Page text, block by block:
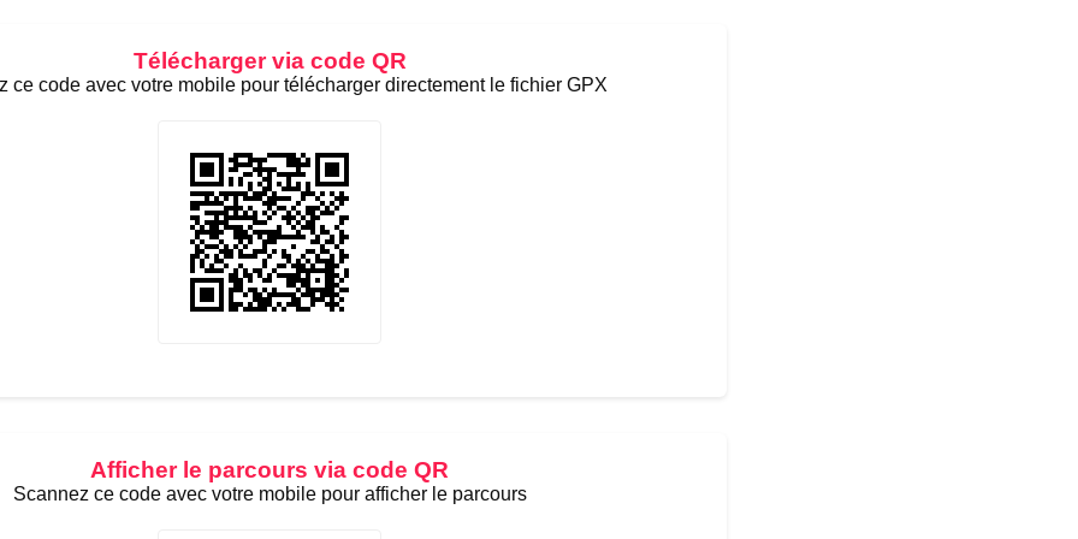
Télécharger via code QR
ce code avec votre mobile pour télécharger directement le fichier GPX
Afficher le parcours via code QR
Scannez ce code avec votre mobile pour afficher le parcours